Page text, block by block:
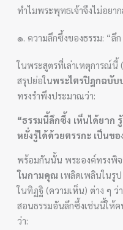
ทำไมพระพุทธเจ้าจึงไม่อยา
๑. ความลึกซึ้งของธรรม: “ลึ
ในพระสูตรที่เล่าเหตุการณ์นี้
สรุปย่อในพระไตรปิฎกฉบับ
ทรงรำพึงประมาณว่า:
“ธรรมนี้ลึกซึ้ง เห็นได้ยาก
หยั่งรู้ได้ด้วยตรรกะ เป็นข
พร้อมกันนั้น พระองค์ทรงพิจ
ในกามคุณ เพลิดเพลินในรู
ในทิฏฐิ (ความเห็น) ต่าง ๆ ว่
สอนธรรมอันลึกซึ้งเช่นนี้ให้ค
ว่า: